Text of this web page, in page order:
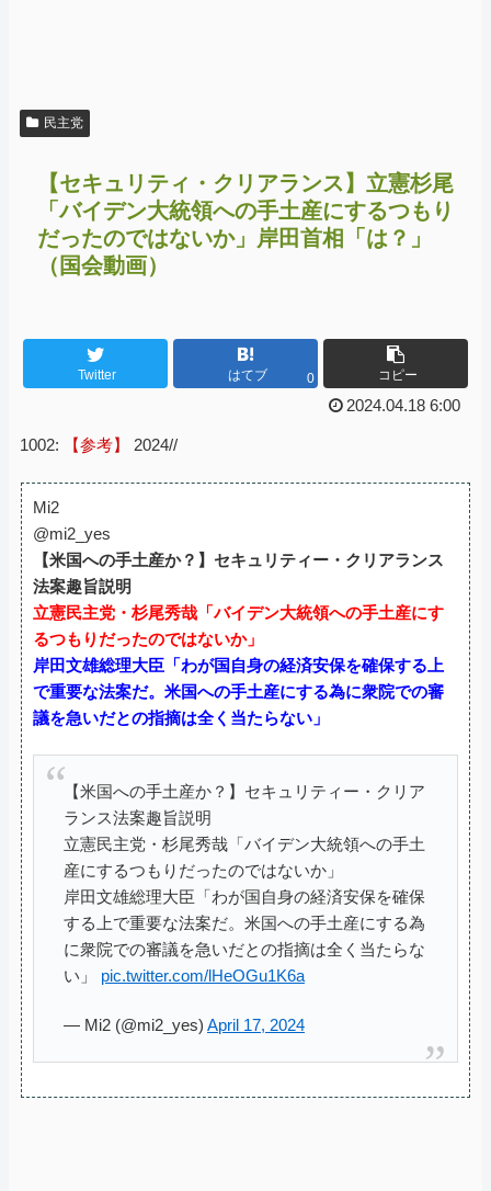
民主党
【セキュリティ・クリアランス】立憲杉尾
「バイデン大統領への手土産にするつもり
だったのではないか」岸田首相「は？」
（国会動画）
Twitter はてブ 0 コピー
2024.04.18 6:00
1002: 【参考】 2024//
Mi2
@mi2_yes
【米国への手土産か？】セキュリティー・クリアランス
法案趣旨説明
立憲民主党・杉尾秀哉「バイデン大統領への手土産にす
るつもりだったのではないか」
岸田文雄総理大臣「わが国自身の経済安保を確保する上
で重要な法案だ。米国への手土産にする為に衆院での審
議を急いだとの指摘は全く当たらない」
【米国への手土産か？】セキュリティー・クリア
ランス法案趣旨説明
立憲民主党・杉尾秀哉「バイデン大統領への手土
産にするつもりだったのではないか」
岸田文雄総理大臣「わが国自身の経済安保を確保
する上で重要な法案だ。米国への手土産にする為
に衆院での審議を急いだとの指摘は全く当たらな
い」 pic.twitter.com/lHeOGu1K6a
— Mi2 (@mi2_yes) April 17, 2024